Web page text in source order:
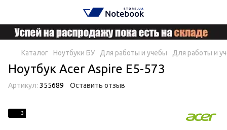
Каталог Ноутбуки БУ Для работы и учебы Для работы и
Ноутбук Acer Aspire E5-573
Артикул: 355689 Оставить отзыв
3